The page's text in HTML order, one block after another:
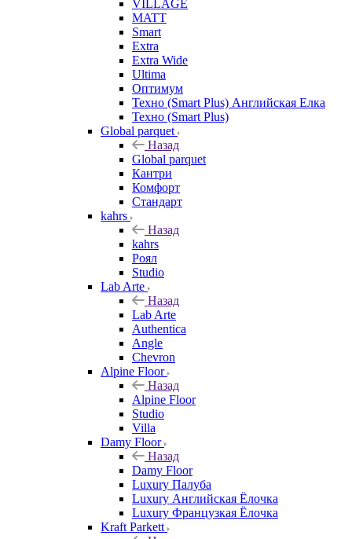
VILLAGE
MATT
Smart
Extra
Extra Wide
Ultima
Оптимум
Техно (Smart Plus) Английская Елка
Техно (Smart Plus)
Global parquet
Назад
Global parquet
Кантри
Комфорт
Стандарт
kahrs
Назад
kahrs
Роял
Studio
Lab Arte
Назад
Lab Arte
Authentica
Angle
Chevron
Alpine Floor
Назад
Alpine Floor
Studio
Villa
Damy Floor
Назад
Damy Floor
Luxury Палуба
Luxury Английская Ёлочка
Luxury Французкая Ёлочка
Kraft Parkett